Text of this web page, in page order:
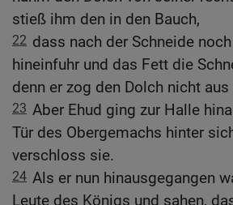
stieß ihm den in den Bauch,
22 dass nach der Schneide
hineinfuhr und das Fett die
denn er zog den Dolch nicht
23 Aber Ehud ging zur Halle
Tür des Obergemachs hinter
verschloss sie.
24 Als er nun hinausgegangen
Leute des Königs und sahen,